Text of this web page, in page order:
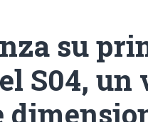
su
S04, un